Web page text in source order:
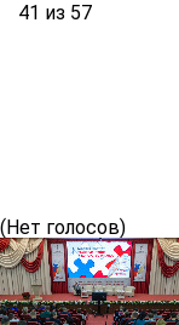
41 из 57
(Нет голосов)